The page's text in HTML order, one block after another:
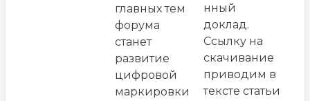
главных тем
форума
станет
развитие
цифровой
маркировки
нный
доклад.
Ссылку на
скачивание
приводим в
тексте статьи